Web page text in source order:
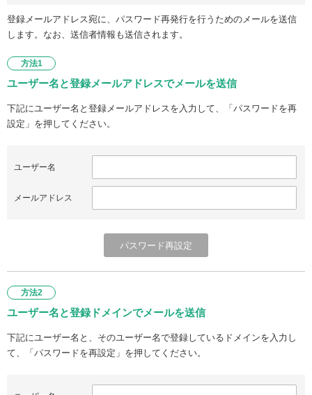
登録メールアドレス宛に、パスワード再発行を行うためのメールを送信
します。なお、送信者情報も送信されます。
方法1
ユーザー名と登録メールアドレスでメールを送信
下記にユーザー名と登録メールアドレスを入力して、「パスワードを再
設定」を押してください。
ユーザー名
メールアドレス
方法2
ユーザー名と登録ドメインでメールを送信
下記にユーザー名と、そのユーザー名で登録しているドメインを入力し
て、「パスワードを再設定」を押してください。